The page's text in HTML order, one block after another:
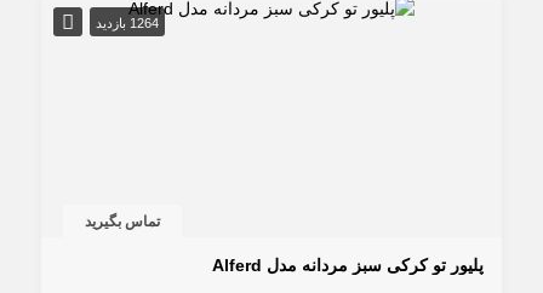
1264 بازدید
تماس بگیرید
پليور تو كركی سبز مردانه مدل Alferd